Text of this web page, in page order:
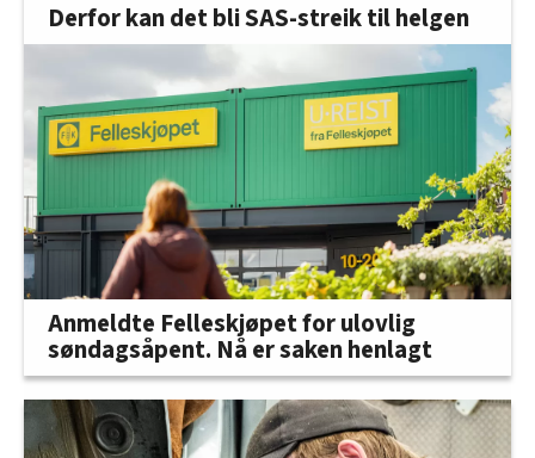
Derfor kan det bli SAS-streik til helgen
Anmeldte Felleskjøpet for ulovlig
søndagsåpent. Nå er saken henlagt